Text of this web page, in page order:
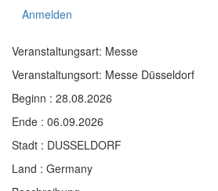
Anmelden
Veranstaltungsart: Messe
Veranstaltungsort: Messe Düsseldorf
Beginn : 28.08.2026
Ende : 06.09.2026
Stadt : DUSSELDORF
Land : Germany